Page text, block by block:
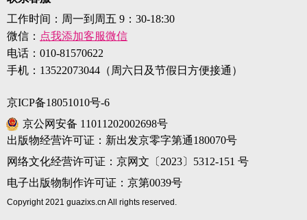
工作时间：周一到周五 9：30-18:30
微信： 点我添加客服微信
电话： 010-81570622
手机： 13522073044（周六日及节假日方便接通）
京ICP备18051010号-6
京公网安备 11011202002698号
出版物经营许可证：新出发京零字第通180070号
网络文化经营许可证：京网文〔2023〕5312-151 号
电子出版物制作许可证：京第0039号
Copyright 2021 guazixs.cn All rights reserved.